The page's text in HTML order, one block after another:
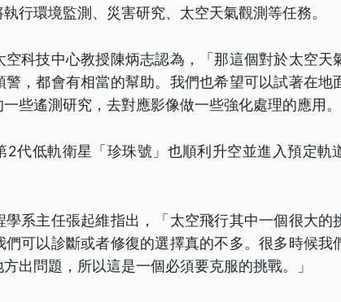
行環境監測、災害研究、太空天氣觀測等任務。
空科技中心教授陳炳志認為，「那這個對於太空天
，都會有相當的幫助。我們也希望可以試著在地
些遙測研究，去對應影像做一些強化處理的應用。
2代低軌衛星「珍珠號」也順利升空並進入預定軌
系主任張起維指出，「太空飛行其中一個很大的
可以診斷或者修復的選擇真的不多。很多時候我
出問題，所以這是一個必須要克服的挑戰。」